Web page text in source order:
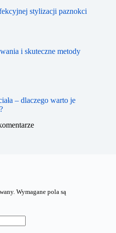
stylizacji paznokci
i skuteczne metody
– dlaczego warto je
Wymagane pola są